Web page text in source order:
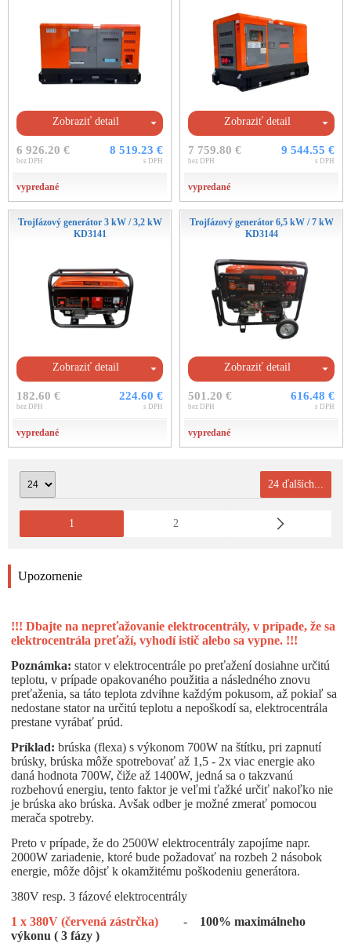
Zobraziť detail
6 926.20 €
bez DPH
8 519.23 €
s DPH
vypredané
Zobraziť detail
7 759.80 €
bez DPH
9 544.55 €
s DPH
vypredané
Trojfázový generátor 3 kW / 3,2 kW
KD3141
Zobraziť detail
182.60 €
bez DPH
224.60 €
s DPH
vypredané
Trojfázový generátor 6,5 kW / 7 kW
KD3144
Zobraziť detail
501.20 €
bez DPH
616.48 €
s DPH
vypredané
24 ďalších...
1 2
Upozornenie
!!! Dbajte na nepreťažovanie elektrocentrály, v prípade, že sa
elektrocentrála preťaží, vyhodí istič alebo sa vypne. !!!
Poznámka: stator v elektrocentrále po preťažení dosiahne určitú
teplotu, v prípade opakovaného použitia a následného znovu
preťaženia, sa táto teplota zdvihne každým pokusom, až pokiaľ sa
nedostane stator na určitú teplotu a nepoškodí sa, elektrocentrála
prestane vyrábať prúd.
Príklad: brúska (flexa) s výkonom 700W na štítku, pri zapnutí
brúsky, brúska môže spotrebovať až 1,5 - 2x viac energie ako
daná hodnota 700W, čiže až 1400W, jedná sa o takzvanú
rozbehovú energiu, tento faktor je veľmi ťažké určiť nakoľko nie
je brúska ako brúska. Avšak odber je možné zmerať pomocou
merača spotreby.
Preto v prípade, že do 2500W elektrocentrály zapojíme napr.
2000W zariadenie, ktoré bude požadovať na rozbeh 2 násobok
energie, môže dôjsť k okamžitému poškodeniu generátora.
380V resp. 3 fázové elektrocentrály
1 x 380V (červená zástrčka)
- 100% maximálneho
výkonu ( 3 fázy )